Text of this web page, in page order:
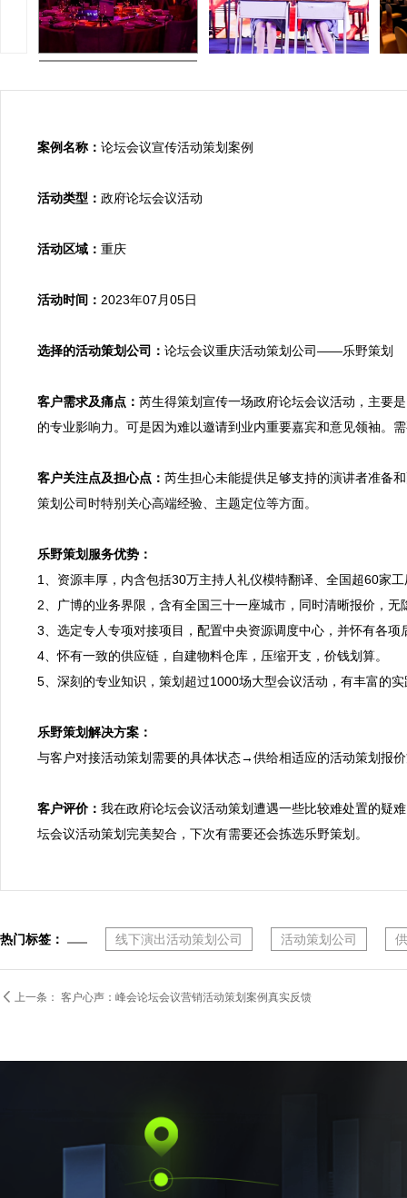
案例名称： 论坛会议宣传活动策划案例
活动类型： 政府论坛会议活动
活动区域： 重庆
活动时间： 2023年07月05日
选择的活动策划公司： 论坛会议重庆活动策划公司——乐野策划
客户需求及痛点： 芮生得策划宣传一场政府论坛会议活动，主要
的专业影响力。可是因为难以邀请到业内重要嘉宾和意见领袖。
客户关注点及担心点： 芮生担心未能提供足够支持的演讲者准备
策划公司时特别关心高端经验、主题定位等方面。
乐野策划服务优势：
1、资源丰厚，内含包括30万主持人礼仪模特翻译、全国超60家
2、广博的业务界限，含有全国三十一座城市，同时清晰报价，无
3、选定专人专项对接项目，配置中央资源调度中心，并怀有各
4、怀有一致的供应链，自建物料仓库，压缩开支，价钱划算。
5、深刻的专业知识，策划超过1000场大型会议活动，有丰富的
乐野策划解决方案：
与客户对接活动策划需要的具体状态→供给相适应的活动策划报
客户评价： 我在政府论坛会议活动策划遭遇一些比较难处置的疑
坛会议活动策划完美契合，下次有需要还会拣选乐野策划。
热门标签： 线下演出活动策划公司 活动策划公司
 上一条： 客户心声：峰会论坛会议营销活动策划案例真实反馈